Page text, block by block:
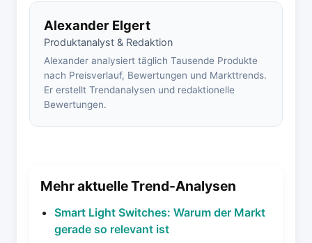
Alexander Elgert
Produktanalyst & Redaktion
Alexander analysiert täglich Tausende Produkte
nach Preisverlauf, Bewertungen und Markttrends.
Er erstellt Trendanalysen und redaktionelle
Bewertungen.
Mehr aktuelle Trend-Analysen
Smart Light Switches: Warum der Markt
gerade so relevant ist